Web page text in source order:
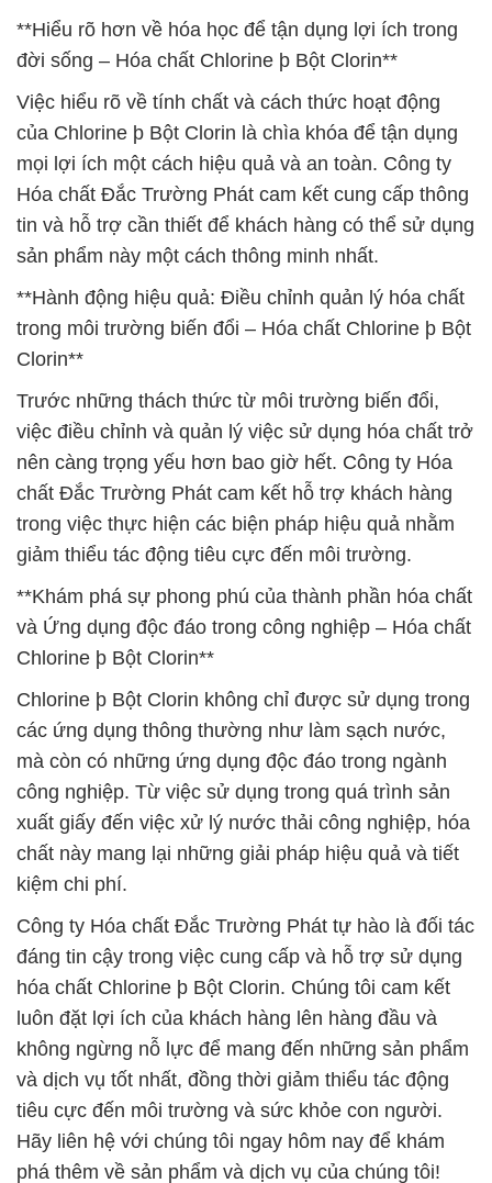
**Hiểu rõ hơn về hóa học để tận dụng lợi ích trong
đời sống – Hóa chất Chlorine þ Bột Clorin**
Việc hiểu rõ về tính chất và cách thức hoạt động
của Chlorine þ Bột Clorin là chìa khóa để tận dụng
mọi lợi ích một cách hiệu quả và an toàn. Công ty
Hóa chất Đắc Trường Phát cam kết cung cấp thông
tin và hỗ trợ cần thiết để khách hàng có thể sử dụng
sản phẩm này một cách thông minh nhất.
**Hành động hiệu quả: Điều chỉnh quản lý hóa chất
trong môi trường biến đổi – Hóa chất Chlorine þ Bột
Clorin**
Trước những thách thức từ môi trường biến đổi,
việc điều chỉnh và quản lý việc sử dụng hóa chất trở
nên càng trọng yếu hơn bao giờ hết. Công ty Hóa
chất Đắc Trường Phát cam kết hỗ trợ khách hàng
trong việc thực hiện các biện pháp hiệu quả nhằm
giảm thiểu tác động tiêu cực đến môi trường.
**Khám phá sự phong phú của thành phần hóa chất
và Ứng dụng độc đáo trong công nghiệp – Hóa chất
Chlorine þ Bột Clorin**
Chlorine þ Bột Clorin không chỉ được sử dụng trong
các ứng dụng thông thường như làm sạch nước,
mà còn có những ứng dụng độc đáo trong ngành
công nghiệp. Từ việc sử dụng trong quá trình sản
xuất giấy đến việc xử lý nước thải công nghiệp, hóa
chất này mang lại những giải pháp hiệu quả và tiết
kiệm chi phí.
Công ty Hóa chất Đắc Trường Phát tự hào là đối tác
đáng tin cậy trong việc cung cấp và hỗ trợ sử dụng
hóa chất Chlorine þ Bột Clorin. Chúng tôi cam kết
luôn đặt lợi ích của khách hàng lên hàng đầu và
không ngừng nỗ lực để mang đến những sản phẩm
và dịch vụ tốt nhất, đồng thời giảm thiểu tác động
tiêu cực đến môi trường và sức khỏe con người.
Hãy liên hệ với chúng tôi ngay hôm nay để khám
phá thêm về sản phẩm và dịch vụ của chúng tôi!